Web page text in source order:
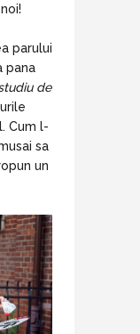
parului
pana
de
Cum l-
sa
un